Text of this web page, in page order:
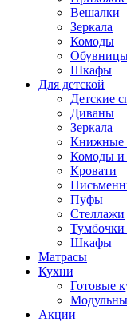
Вешалки
Зеркала
Комоды
Шкафы
Для детской
Детские
Диваны
Зеркала
Книжные
Комоды и
Кровати
Пуфы
Стеллажи
Тумбочки
Шкафы
Матрасы
Кухни
Готовые
Акции